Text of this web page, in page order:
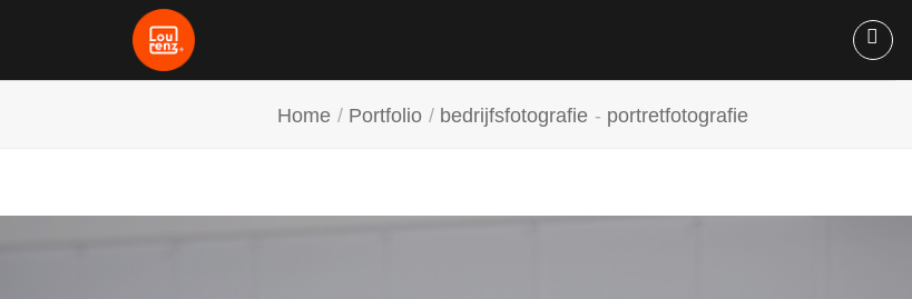
Home / Portfolio / bedrijfsfotografie - portretfotografie